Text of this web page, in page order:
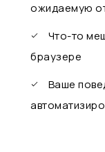
ожидаемую
Что-то
браузере
Ваше